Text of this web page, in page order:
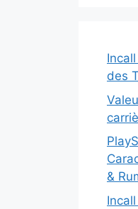
des
&